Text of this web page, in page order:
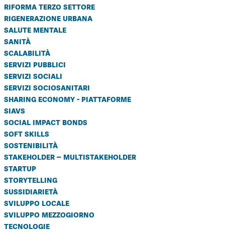
riforma terzo settore
rigenerazione urbana
salute mentale
sanità
scalabilità
servizi pubblici
servizi sociali
servizi sociosanitari
sharing economy - piattaforme
siavs
social impact bonds
soft skills
sostenibilità
stakeholder – multistakeholder
startup
storytelling
sussidiarietà
sviluppo locale
sviluppo mezzogiorno
tecnologie